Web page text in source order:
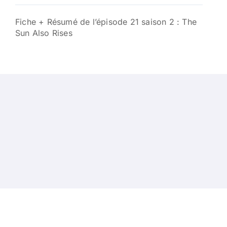
Fiche + Résumé de l’épisode 21 saison 2 : The
Sun Also Rises